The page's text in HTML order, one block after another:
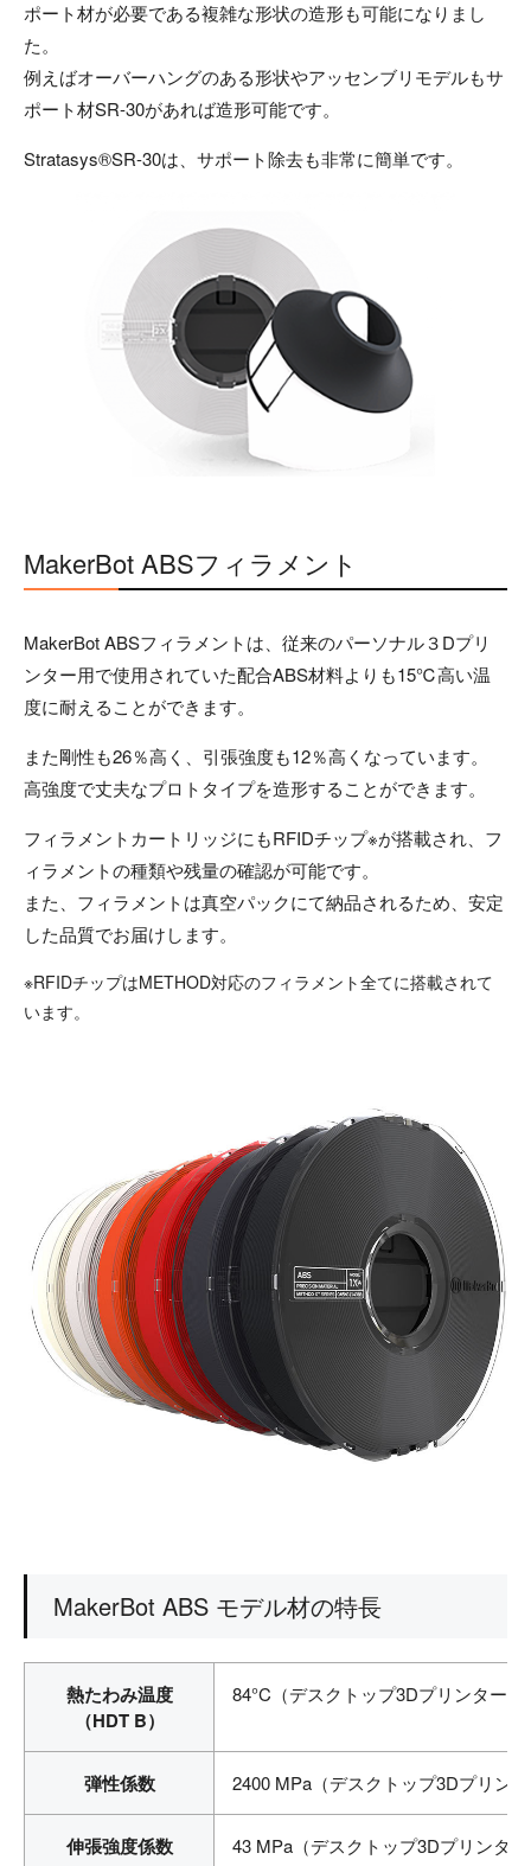
ポート材が必要である複雑な形状の造形も可能になりまし
た。
例えばオーバーハングのある形状やアッセンブリモデルもサ
ポート材SR-30があれば造形可能です。
Stratasys®SR-30は、サポート除去も非常に簡単です。
MakerBot ABSフィラメント
MakerBot ABSフィラメントは、従来のパーソナル３Dプリ
ンター用で使用されていた配合ABS材料よりも15℃高い温
度に耐えることができます。
また剛性も26％高く、引張強度も12％高くなっています。
高強度で丈夫なプロトタイプを造形することができます。
フィラメントカートリッジにもRFIDチップ※が搭載され、フ
ィラメントの種類や残量の確認が可能です。
また、フィラメントは真空パックにて納品されるため、安定
した品質でお届けします。
※RFIDチップはMETHOD対応のフィラメント全てに搭載されて
います。
MakerBot ABS モデル材の特長
熱たわみ温度
（HDT B）
84°C（デスクトップ3Dプリンター
弾性係数 2400 MPa（デスクトップ3Dプリン
伸張強度係数 43 MPa（デスクトップ3Dプリンタ